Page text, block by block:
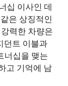
십 이사인 데
은 상징적인
력한 차량은
던트 이블과
너십을 맺는
고 기억에 남